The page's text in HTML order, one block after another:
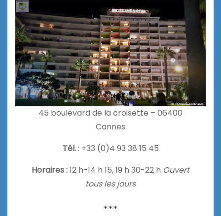
45 boulevard de la croisette – 06400
Cannes
Tél.: +33 (0)4 93 38 15 45
Horaires :12 h-14 h 15, 19 h 30-22 h Ouvert
tous les jours
***